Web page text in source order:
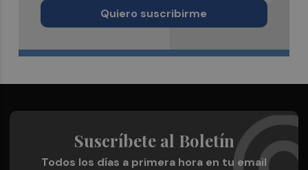
Quiero suscribirme
Suscríbete al Boletín
Todos los días a primera hora en tu email